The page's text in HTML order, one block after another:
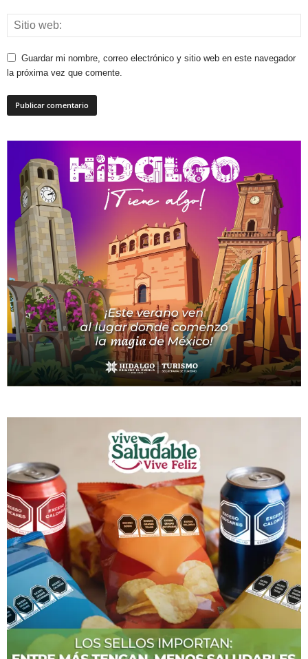
Guardar mi nombre, correo electrónico y sitio web en este navegador
la próxima vez que comente.